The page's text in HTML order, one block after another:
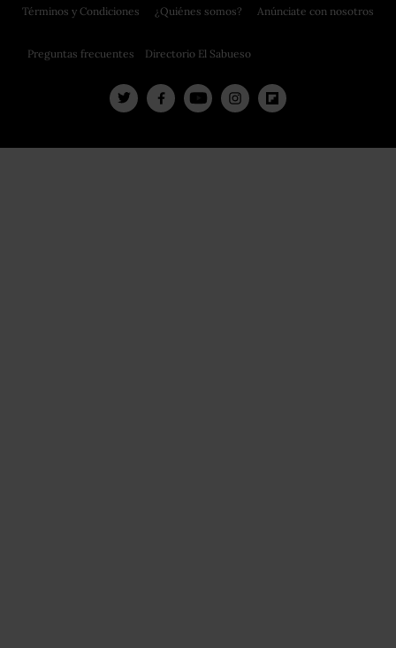
Términos y Condiciones
Preguntas frecuentes
¿Quiénes somos?
Directorio El Sabueso
Anúnciate con nosotros